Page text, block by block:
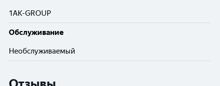
1AK-GROUP
Обслуживание
Необслуживаемый